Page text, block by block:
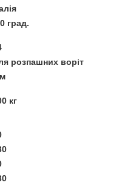
град.
розпашних воріт
кг